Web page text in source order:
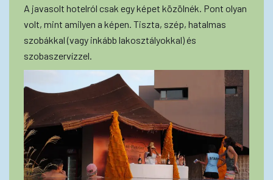
A javasolt hotelról csak egy képet közölnék. Pont olyan
volt, mint amilyen a képen. Tiszta, szép, hatalmas
szobákkal (vagy inkább lakosztályokkal) és
szobaszervízzel.